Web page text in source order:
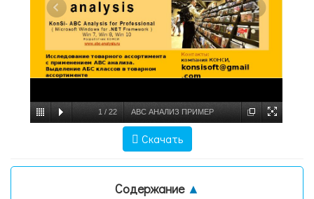
1 / 22 ABC АНАЛИЗ ПРИМЕР
№1
Скачать
Содержание ▲